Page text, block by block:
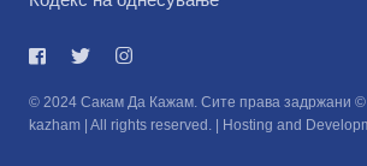
© 2024 Сакам Да Кажам. Сите права задржани
kazham | All rights reserved. | Hosting and